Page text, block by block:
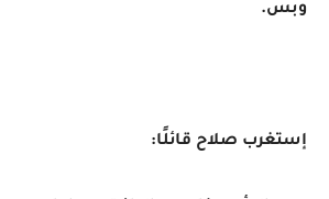
وبس.
إستغرب صلاح قائلًا: